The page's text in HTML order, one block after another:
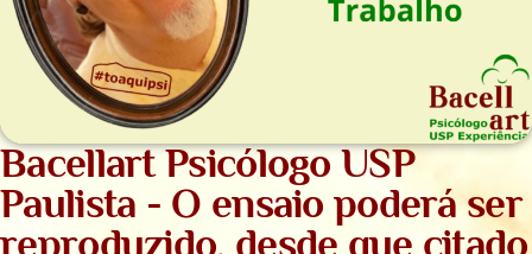
Bacellart Psicólogo USP
Paulista - O ensaio poderá ser
reproduzido, desde que citado